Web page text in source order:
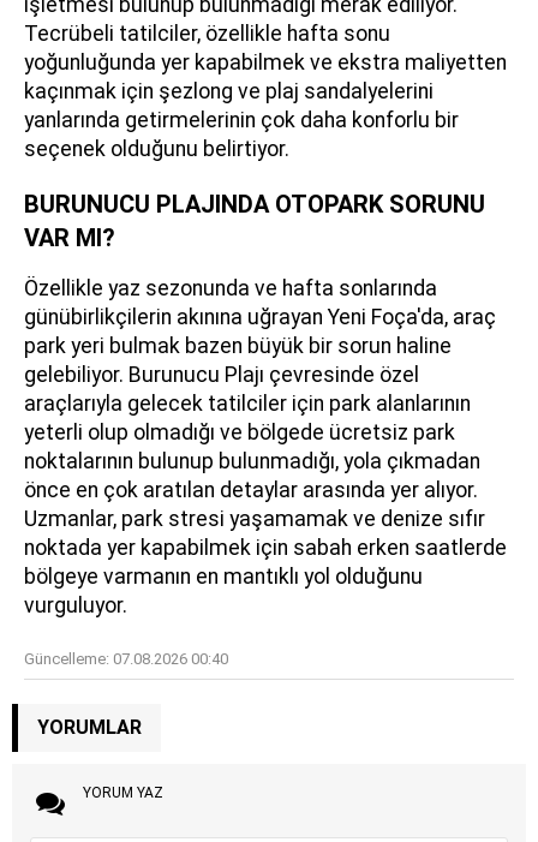
Tecrübeli tatilciler, özellikle hafta sonu
yoğunluğunda yer kapabilmek ve ekstra maliyetten
kaçınmak için şezlong ve plaj sandalyelerini
yanlarında getirmelerinin çok daha konforlu bir
seçenek olduğunu belirtiyor.
BURUNUCU PLAJINDA OTOPARK SORUNU
VAR MI?
Özellikle yaz sezonunda ve hafta sonlarında
günübirlikçilerin akınına uğrayan Yeni Foça'da, araç
park yeri bulmak bazen büyük bir sorun haline
gelebiliyor. Burunucu Plajı çevresinde özel
araçlarıyla gelecek tatilciler için park alanlarının
yeterli olup olmadığı ve bölgede ücretsiz park
noktalarının bulunup bulunmadığı, yola çıkmadan
önce en çok aratılan detaylar arasında yer alıyor.
Uzmanlar, park stresi yaşamamak ve denize sıfır
noktada yer kapabilmek için sabah erken saatlerde
bölgeye varmanın en mantıklı yol olduğunu
vurguluyor.
Güncelleme: 07.08.2026 00:40
YORUMLAR
YORUM YAZ